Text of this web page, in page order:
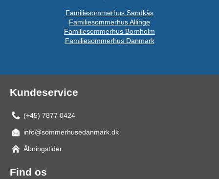
Familiesommerhus Sandkås
Familiesommerhus Allinge
Familiesommerhus Bornholm
Familiesommerhus Danmark
Kundeservice
(+45) 7877 0424
info@sommerhusedanmark.dk
Åbningstider
Find os